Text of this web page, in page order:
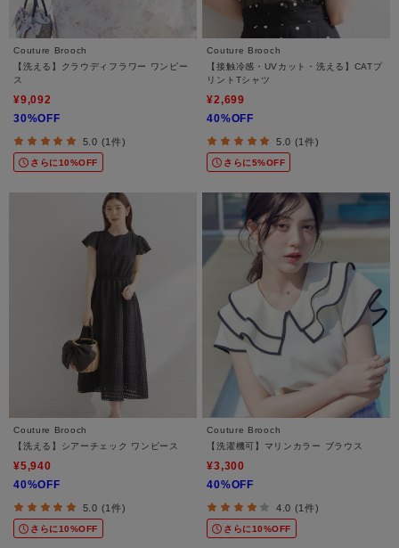
Couture Brooch
【洗える】クラウディフラワー ワンピー
ス
¥9,092
30%OFF
5.0 (1件)
さらに10%OFF
Couture Brooch
【接触冷感・UVカット・洗える】CATプ
リントTシャツ
¥2,699
40%OFF
5.0 (1件)
さらに5%OFF
Couture Brooch
【洗える】シアーチェック ワンピース
¥5,940
40%OFF
5.0 (1件)
さらに10%OFF
Couture Brooch
【洗濯機可】マリンカラー ブラウス
¥3,300
40%OFF
4.0 (1件)
さらに10%OFF